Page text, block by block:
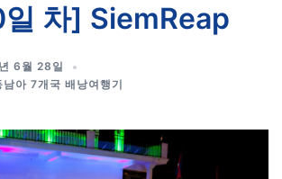
차] SiemReap
6월 28일
남아 7개국 배낭여행기